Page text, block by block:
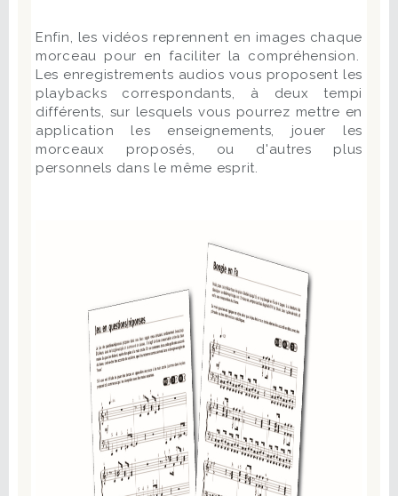
Enfin, les vidéos reprennent en images chaque
morceau pour en faciliter la compréhension.
Les enregistrements audios vous proposent les
playbacks correspondants, à deux tempi
différents, sur lesquels vous pourrez mettre en
application les enseignements, jouer les
morceaux proposés, ou d'autres plus
personnels dans le même esprit.